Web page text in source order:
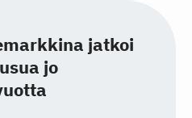
jatkoi
jo